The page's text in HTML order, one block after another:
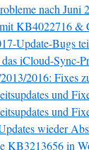
nach Juni
KB4022716 &
Update-Bugs
iCloud-Sync-
2016: Fixes
und
und
wieder
KB3213656 in